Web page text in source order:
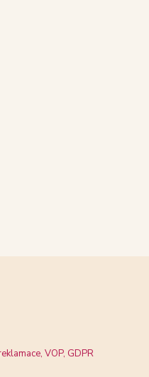
VOP, GDPR